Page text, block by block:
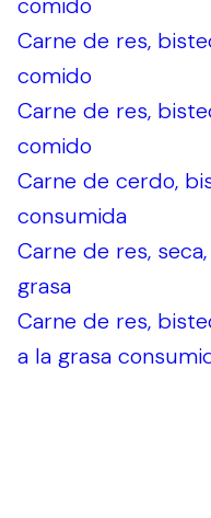
Carne de res,
comido
Carne de res,
comido
Carne de cerdo,
consumida
Carne de res,
grasa
Carne de res,
a la grasa